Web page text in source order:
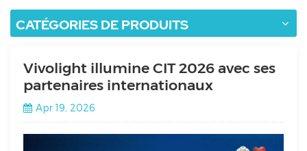
CATÉGORIES DE PRODUITS
Vivolight illumine CIT 2026 avec ses
partenaires internationaux
Apr 19, 2026